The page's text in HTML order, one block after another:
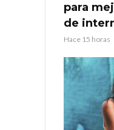
para
de
Hace 15 horas